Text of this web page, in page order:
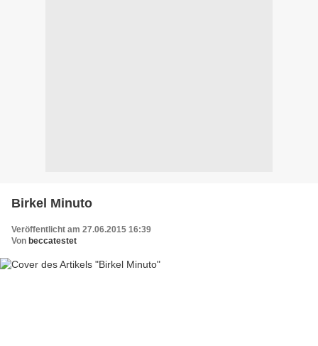
Birkel Minuto
Veröffentlicht am 27.06.2015 16:39
Von beccatestet